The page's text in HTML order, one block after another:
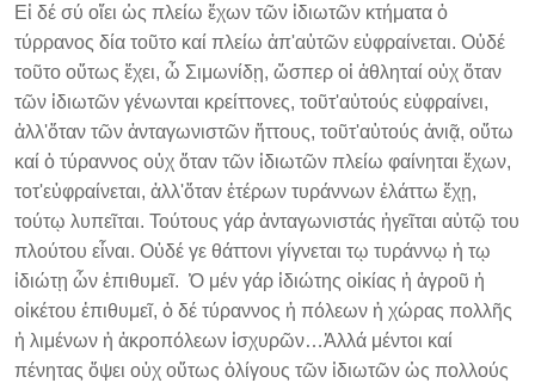
Εἰ δέ σύ οἴει ὡς πλείω ἔχων τῶν ἰδιωτῶν κτήματα ὁ
τύρρανος δία τοῦτο καί πλείω ἀπ'αὑτῶν εὐφραίνεται. Οὐδέ
τοῦτο οὕτως ἔχει, ὦ Σιμωνίδῃ, ὥσπερ οἱ ἀθληταί οὐχ ὅταν
τῶν ἰδιωτῶν γένωνται κρείττονες, τοῦτ'αὐτούς εὐφραίνει,
ἀλλ'ὅταν τῶν ἀνταγωνιστῶν ἥττους, τοῦτ'αὑτούς ἀνιᾷ, οὕτω
καί ὁ τύραννος οὐχ ὅταν τῶν ἰδιωτῶν πλείω φαίνηται ἔχων,
τοτ'εὐφραίνεται, ἀλλ'ὅταν ἑτέρων τυράννων ἐλάττω ἔχῃ,
τούτῳ λυπεῖται. Τούτους γάρ ἀνταγωνιστάς ἡγεῖται αὑτῷ του
πλούτου εἶναι. Οὐδέ γε θάττονι γίγνεται τῳ τυράννῳ ἡ τῳ
ἰδιώτῃ ὧν ἐπιθυμεῖ. Ὁ μέν γάρ ἰδιώτης οἰκίας ἡ ἀγροῦ ἡ
οἰκέτου ἐπιθυμεῖ, ὁ δέ τύραννος ἡ πόλεων ἡ χώρας πολλῆς
ἡ λιμένων ἡ ἀκροπόλεων ἰσχυρῶν…Ἀλλά μέντοι καί
πένητας ὄψει οὐχ οὕτως ὀλίγους τῶν ἰδιωτῶν ὡς πολλούς